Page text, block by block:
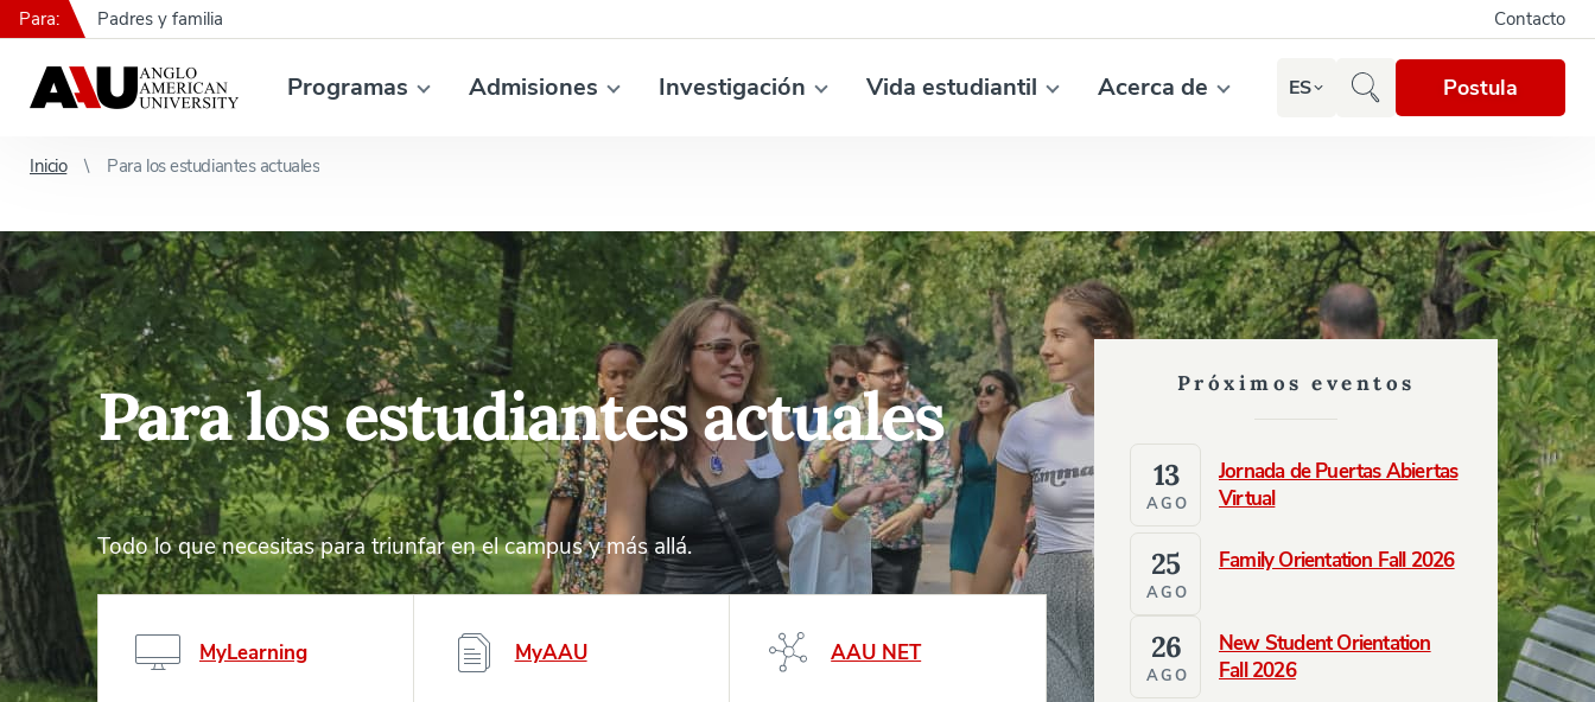
Programas Admisiones Investigación Vida estudiantil Acerca de ES Postula
Para: Padres y familia Contacto
Inicio Para los estudiantes actuales
Para los estudiantes actuales
Todo lo que necesitas para triunfar en el campus y más allá.
MyLearning MyAAU AAU NET
Próximos eventos
Jornada de Puertas Abiertas
Virtual
13
AGO
Family Orientation Fall 2026
25
AGO
New Student Orientation
Fall 2026
26
AGO